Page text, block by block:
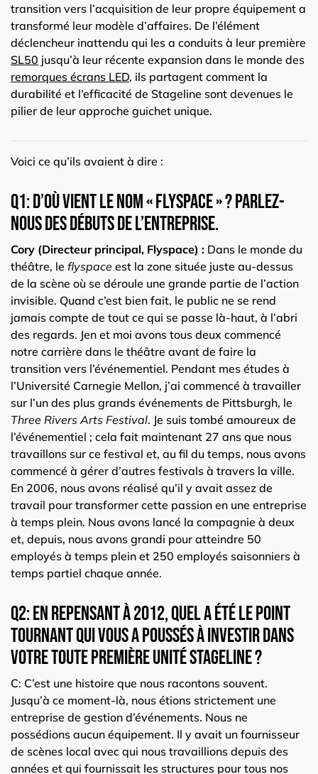
transition vers l’acquisition de leur propre équipement a
transformé leur modèle d’affaires. De l’élément
déclencheur inattendu qui les a conduits à leur première
SL50 jusqu’à leur récente expansion dans le monde des
remorques écrans LED, ils partagent comment la
durabilité et l’efficacité de Stageline sont devenues le
pilier de leur approche guichet unique.
Voici ce qu’ils avaient à dire :
Q1: D’où vient le nom « Flyspace » ? Parlez-
nous des débuts de l’entreprise.
Cory (Directeur principal, Flyspace) : Dans le monde du
théâtre, le flyspace est la zone située juste au-dessus
de la scène où se déroule une grande partie de l’action
invisible. Quand c’est bien fait, le public ne se rend
jamais compte de tout ce qui se passe là-haut, à l’abri
des regards. Jen et moi avons tous deux commencé
notre carrière dans le théâtre avant de faire la
transition vers l’événementiel. Pendant mes études à
l’Université Carnegie Mellon, j’ai commencé à travailler
sur l’un des plus grands événements de Pittsburgh, le
Three Rivers Arts Festival. Je suis tombé amoureux de
l’événementiel ; cela fait maintenant 27 ans que nous
travaillons sur ce festival et, au fil du temps, nous avons
commencé à gérer d’autres festivals à travers la ville.
En 2006, nous avons réalisé qu’il y avait assez de
travail pour transformer cette passion en une entreprise
à temps plein. Nous avons lancé la compagnie à deux
et, depuis, nous avons grandi pour atteindre 50
employés à temps plein et 250 employés saisonniers à
temps partiel chaque année.
Q2: En repensant à 2012, quel a été le point
tournant qui vous a poussés à investir dans
votre toute première unité Stageline ?
C: C’est une histoire que nous racontons souvent.
Jusqu’à ce moment-là, nous étions strictement une
entreprise de gestion d’événements. Nous ne
possédions aucun équipement. Il y avait un fournisseur
de scènes local avec qui nous travaillions depuis des
années et qui fournissait les structures pour tous nos